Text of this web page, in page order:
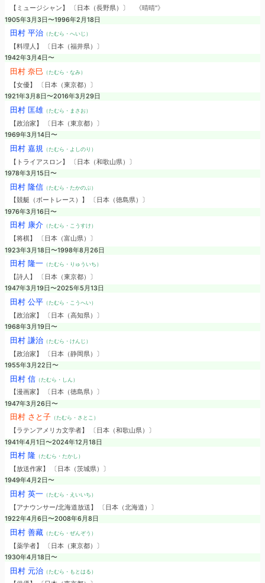
【ミュージシャン】 〔日本（長野県）〕
《晴晴"》
1905年3月3日〜1996年2月18日
田村 平治（たむら・へいじ）
【料理人】 〔日本（福井県）〕
1942年3月4日〜
田村 奈巳 （たむら・なみ）
【女優】 〔日本（東京都）〕
1921年3月8日〜2016年3月29日
田村 匡雄（たむら・まさお）
【政治家】 〔日本（東京都）〕
1969年3月14日〜
田村 嘉規 （たむら・よしのり）
【トライアスロン】 〔日本（和歌山県）〕
1978年3月15日〜
田村 隆信（たむら・たかのぶ）
【競艇（ボートレース）】 〔日本（徳島県）〕
1976年3月16日〜
田村 康介（たむら・こうすけ）
【将棋】 〔日本（富山県）〕
1923年3月18日〜1998年8月26日
田村 隆一（たむら・りゅういち）
【詩人】 〔日本（東京都）〕
1947年3月19日〜2025年5月13日
田村 公平（たむら・こうへい）
【政治家】 〔日本（高知県）〕
1968年3月19日〜
田村 謙治（たむら・けんじ）
【政治家】 〔日本（静岡県）〕
1955年3月22日〜
田村 信（たむら・しん）
【漫画家】 〔日本（徳島県）〕
1947年3月26日〜
田村 さと子（たむら・さとこ）
【ラテンアメリカ文学者】 〔日本（和歌山県）〕
1941年4月1日〜2024年12月18日
田村 隆（たむら・たかし）
【放送作家】 〔日本（茨城県）〕
1949年4月2日〜
田村 英一（たむら・えいいち）
【アナウンサー/北海道放送】 〔日本（北海道）〕
1922年4月6日〜2008年6月8日
田村 善藏（たむら・ぜんぞう）
【薬学者】 〔日本（東京都）〕
1930年4月18日〜
田村 元治（たむら・もとはる）